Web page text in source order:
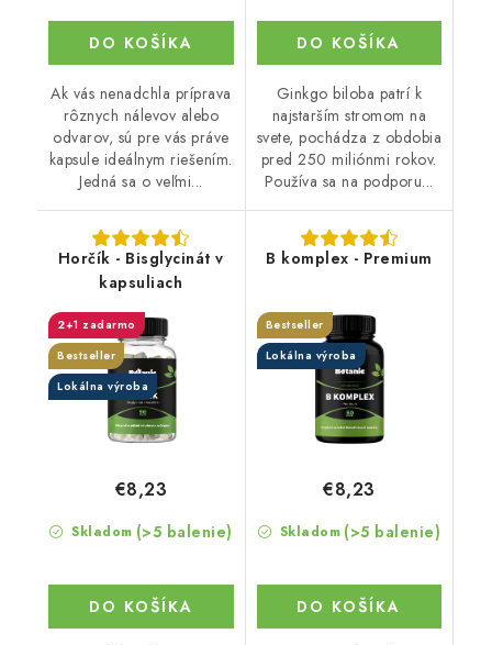
DO KOŠÍKA
Ak vás nenadchla príprava
rôznych nálevov alebo
odvarov, sú pre vás práve
kapsule ideálnym riešením.
Jedná sa o veľmi...
DO KOŠÍKA
Ginkgo biloba patrí k
najstarším stromom na
svete, pochádza z obdobia
pred 250 miliónmi rokov.
Používa sa na podporu...
Horčík - Bisglycinát v
kapsuliach
2+1 zadarmo
Bestseller
Lokálna výroba
Skladom (>5 balenie)
€8,23
DO KOŠÍKA
B komplex - Premium
Bestseller
Lokálna výroba
Skladom (>5 balenie)
€8,23
DO KOŠÍKA